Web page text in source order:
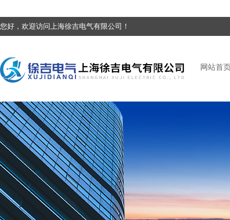
您好，欢迎访问上海徐吉电气有限公司！
网站首